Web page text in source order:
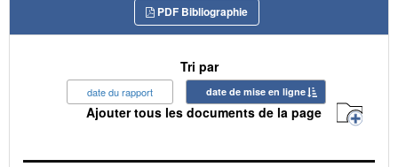
PDF Bibliographie
Tri par
date du rapport date de mise en ligne
Ajouter tous les documents de la page